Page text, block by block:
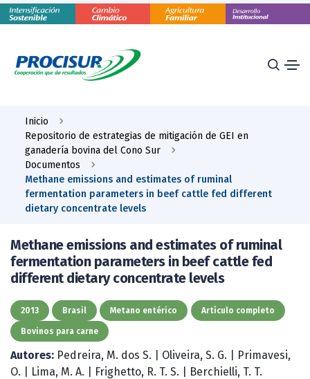
Inicio
Repositorio de estrategias de mitigación de GEI en
ganadería bovina del Cono Sur
Documentos
Methane emissions and estimates of ruminal
fermentation parameters in beef cattle fed different
dietary concentrate levels
Methane emissions and estimates of ruminal
fermentation parameters in beef cattle fed
different dietary concentrate levels
2013 Brasil Metano entérico Artículo completo
Bovinos para carne
Autores: Pedreira, M. dos S. Oliveira, S. G.
Primavesi,
O.
Lima, M. A. Frighetto, R. T. S. Berchielli, T. T.